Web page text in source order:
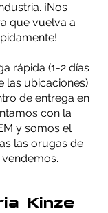
¡Nos
que vuelva a
rápida (1-2 días
las ubicaciones)
de entrega en
con la
y somos el
las orugas de
Kinze